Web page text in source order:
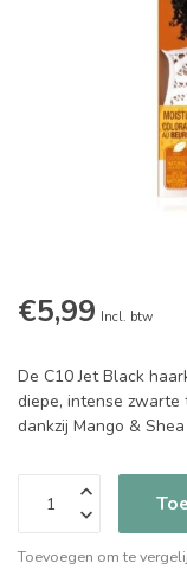
€5,99 Incl. btw
De C10 Jet Black
diepe, intense
dankzij Mango &
Toevoegen om te